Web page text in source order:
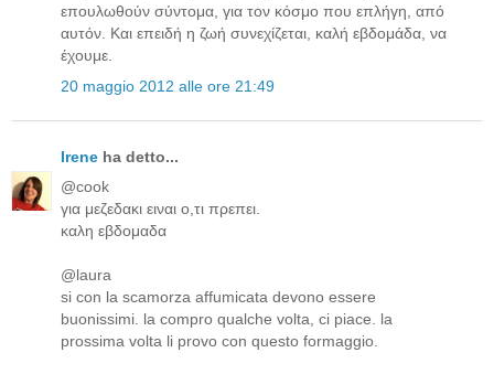
επουλωθούν σύντομα, για τον κόσμο που επλήγη, από
αυτόν. Και επειδή η ζωή συνεχίζεται, καλή εβδομάδα, να
έχουμε.
20 maggio 2012 alle ore 21:49
Irene ha detto...
@cook
για μεζεδακι ειναι ο,τι πρεπει.
καλη εβδομαδα
@laura
si con la scamorza affumicata devono essere
buonissimi. la compro qualche volta, ci piace. la
prossima volta li provo con questo formaggio.